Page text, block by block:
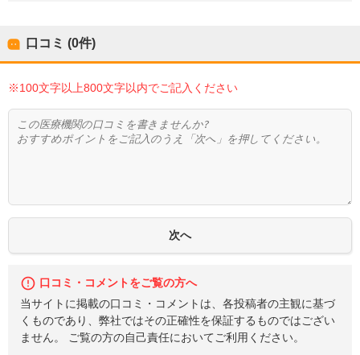
口コミ (0件)
※100文字以上800文字以内でご記入ください
口コミ・コメントをご覧の方へ
当サイトに掲載の口コミ・コメントは、各投稿者の主観に基づ
くものであり、弊社ではその正確性を保証するものではござい
ません。 ご覧の方の自己責任においてご利用ください。